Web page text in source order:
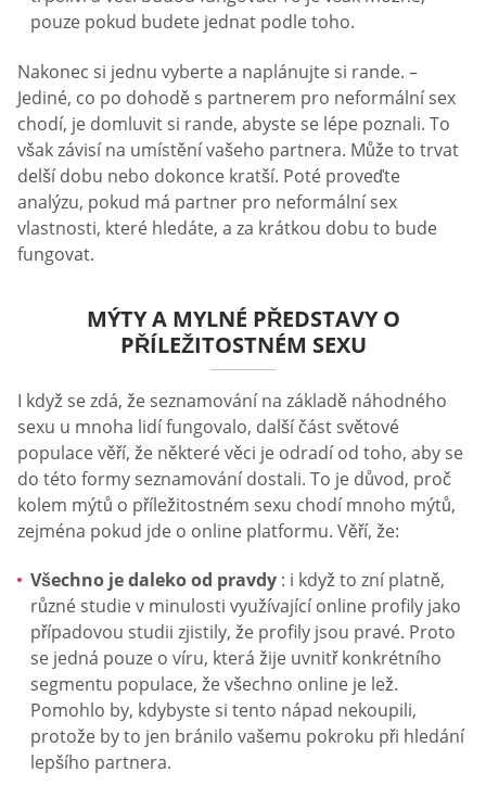
pouze pokud budete jednat podle toho.
Nakonec si jednu vyberte a naplánujte si rande. –
Jediné, co po dohodě s partnerem pro neformální sex
chodí, je domluvit si rande, abyste se lépe poznali. To
však závisí na umístění vašeho partnera. Může to trvat
delší dobu nebo dokonce kratší. Poté proveďte
analýzu, pokud má partner pro neformální sex
vlastnosti, které hledáte, a za krátkou dobu to bude
fungovat.
MÝTY A MYLNÉ PŘEDSTAVY O
PŘÍLEŽITOSTNÉM SEXU
I když se zdá, že seznamování na základě náhodného
sexu u mnoha lidí fungovalo, další část světové
populace věří, že některé věci je odradí od toho, aby se
do této formy seznamování dostali. To je důvod, proč
kolem mýtů o příležitostném sexu chodí mnoho mýtů,
zejména pokud jde o online platformu. Věří, že:
Všechno je daleko od pravdy : i když to zní platně,
různé studie v minulosti využívající online profily jako
případovou studii zjistily, že profily jsou pravé. Proto
se jedná pouze o víru, která žije uvnitř konkrétního
segmentu populace, že všechno online je lež.
Pomohlo by, kdybyste si tento nápad nekoupili,
protože by to jen bránilo vašemu pokroku při hledání
lepšího partnera.